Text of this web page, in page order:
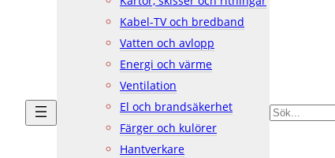
Kabel-TV och bredband
Vatten och avlopp
Energi och värme
Ventilation
El och brandsäkerhet
Färger och kulörer
Hantverkare
SÖK